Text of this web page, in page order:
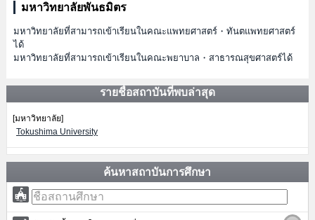
มหาวิทยาลัยพันธมิตร
มหาวิทยาลัยที่สามารถเข้าเรียนในคณะแพทยศาสตร์・ทันตแพทยศาสตร์
ได้
มหาวิทยาลัยที่สามารถเข้าเรียนในคณะพยาบาล・สาธารณสุขศาสตร์ได้
รายชื่อสถาบันที่พบล่าสุด
[มหาวิทยาลัย]
Tokushima University
ค้นหาสถาบันการศึกษา